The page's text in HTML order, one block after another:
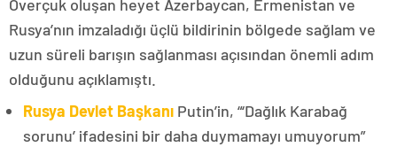
Overçuk oluşan heyet Azerbaycan, Ermenistan ve
Rusya’nın imzaladığı üçlü bildirinin bölgede sağlam ve
uzun süreli barışın sağlanması açısından önemli adım
olduğunu açıklamıştı.
Rusya Devlet Başkanı Putin’in, “‘Dağlık Karabağ
sorunu’ ifadesini bir daha duymamayı umuyorum”